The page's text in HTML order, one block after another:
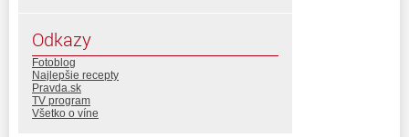
Odkazy
Fotoblog
Najlepšie recepty
Pravda.sk
TV program
Všetko o víne